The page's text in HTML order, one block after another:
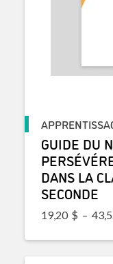
GUIDE DU
DANS LA
SECONDE
19,20 $ –